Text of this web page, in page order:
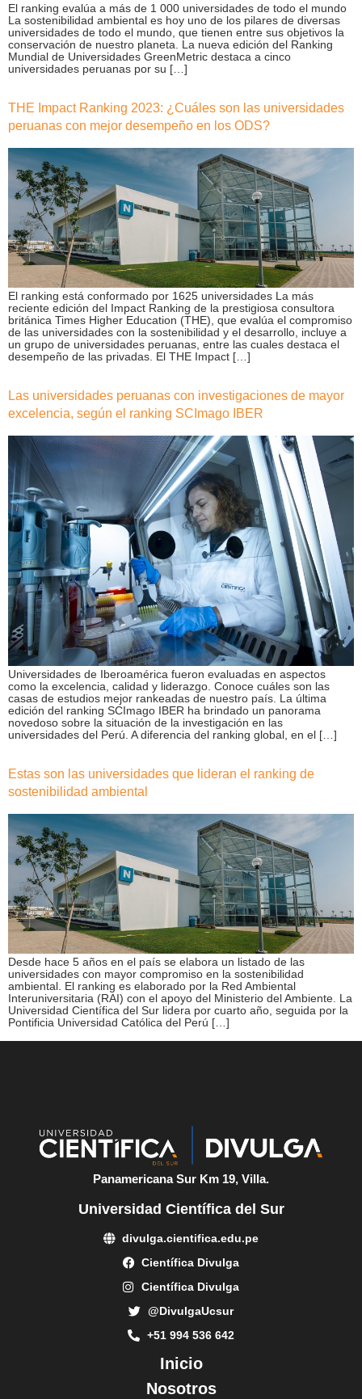
El ranking evalúa a más de 1 000 universidades de todo el mundo
La sostenibilidad ambiental es hoy uno de los pilares de diversas
universidades de todo el mundo, que tienen entre sus objetivos la
conservación de nuestro planeta. La nueva edición del Ranking
Mundial de Universidades GreenMetric destaca a cinco
universidades peruanas por su […]
THE Impact Ranking 2023: ¿Cuáles son las universidades
peruanas con mejor desempeño en los ODS?
El ranking está conformado por 1625 universidades La más
reciente edición del Impact Ranking de la prestigiosa consultora
británica Times Higher Education (THE), que evalúa el compromiso
de las universidades con la sostenibilidad y el desarrollo, incluye a
un grupo de universidades peruanas, entre las cuales destaca el
desempeño de las privadas. El THE Impact […]
Las universidades peruanas con investigaciones de mayor
excelencia, según el ranking SCImago IBER
Universidades de Iberoamérica fueron evaluadas en aspectos
como la excelencia, calidad y liderazgo. Conoce cuáles son las
casas de estudios mejor rankeadas de nuestro país. La última
edición del ranking SCImago IBER ha brindado un panorama
novedoso sobre la situación de la investigación en las
universidades del Perú. A diferencia del ranking global, en el […]
Estas son las universidades que lideran el ranking de
sostenibilidad ambiental
Desde hace 5 años en el país se elabora un listado de las
universidades con mayor compromiso en la sostenibilidad
ambiental. El ranking es elaborado por la Red Ambiental
Interuniversitaria (RAI) con el apoyo del Ministerio del Ambiente. La
Universidad Científica del Sur lidera por cuarto año, seguida por la
Pontificia Universidad Católica del Perú […]
Panamericana Sur Km 19, Villa.
Universidad Científica del Sur
divulga.cientifica.edu.pe
Científica Divulga
Científica Divulga
@DivulgaUcsur
+51 994 536 642
Inicio
Nosotros